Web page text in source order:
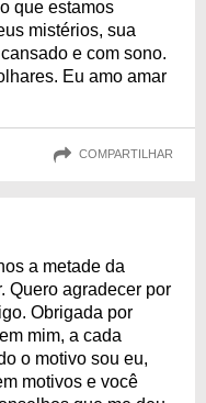
que estamos
mistérios, sua
e com sono.
Eu amo amar
COMPARTILHAR
a metade da
Quero agradecer por
Obrigada por
mim, a cada
o motivo sou eu,
motivos e você